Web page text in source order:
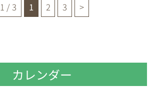
1 / 3 1 2 3 >
カレンダー